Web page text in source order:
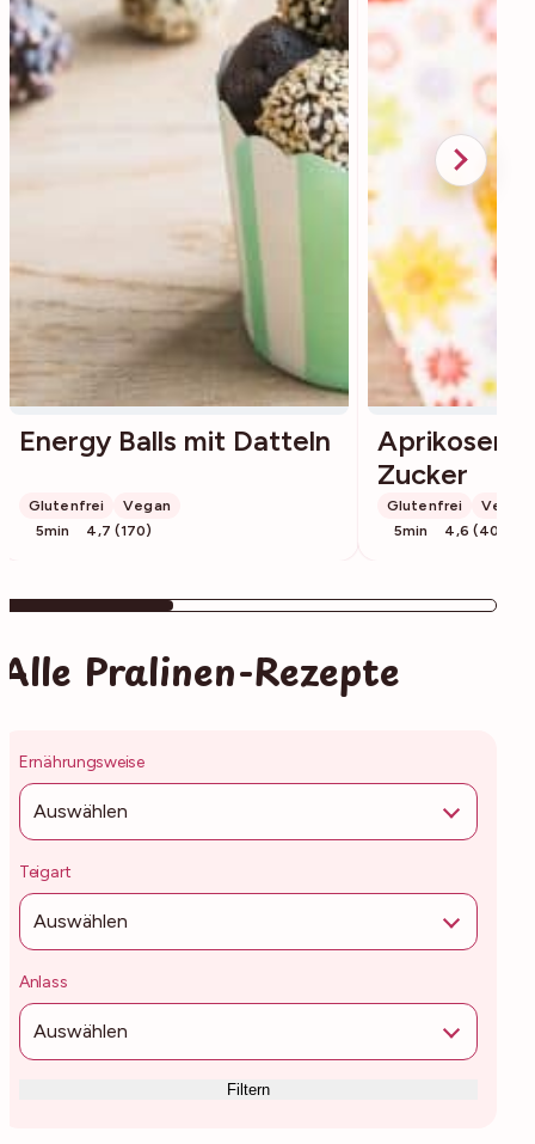
Energy Balls mit Datteln
Glutenfrei
Vegan
5min
4,7 (170)
Zucker
Glutenfrei
Vegan
5min
4,6 (40)
Alle Pralinen-Rezepte
Ernährungsweise
Auswählen
Teigart
Auswählen
Anlass
Auswählen
Filtern